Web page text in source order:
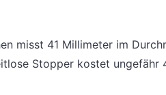
misst 41 Millimeter im
Stopper kostet ungefähr